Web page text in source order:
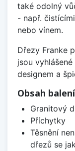
také odolný
- např.
nebo vínem.
Dřezy Franke
jsou
designem a
Obsah balení
Granitový
Příchytky
Těsnění
dřezů se